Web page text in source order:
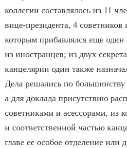
коллегии составлялось из 11
вице-президента, 4 советников
которым прибавлялся еще один
из иностранцев; из двух
канцелярии один также
Дела решались по большинству
а для доклада присутствию
советниками и асессорами, из
и соответственной частью
главе ее особое отделение или